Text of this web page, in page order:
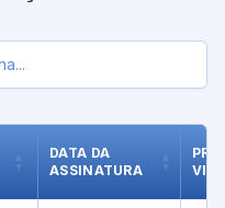
DATA DA
ASSINATURA